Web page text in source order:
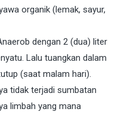
organik (lemak, sayur,
dengan 2 (dua) liter
Lalu tuangkan dalam
(saat malam hari).
tidak terjadi sumbatan
limbah yang mana